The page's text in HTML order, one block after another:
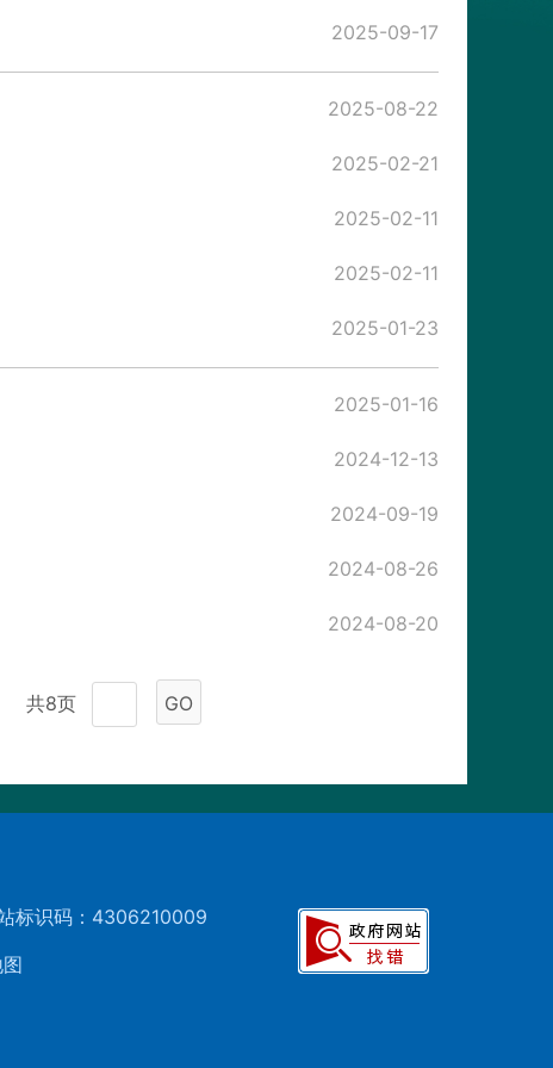
2025-09-17
2025-08-22
2025-02-21
2025-02-11
2025-02-11
2025-01-23
2025-01-16
2024-12-13
2024-09-19
2024-08-26
2024-08-20
共8页 GO
标识码：4306210009